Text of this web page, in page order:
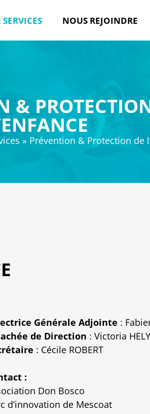
NOUS REJOINDRE
&
» Prévention & Protection de
Générale Adjointe :
de Direction : Victoria HELY
: Cécile ROBERT
:
Don Bosco
d’innovation de Mescoat